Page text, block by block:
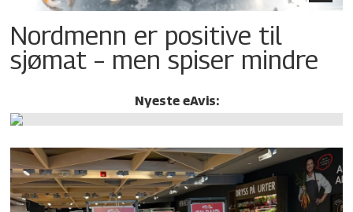
Nordmenn er positive til
sjømat – men spiser mindre
Nyeste eAvis: